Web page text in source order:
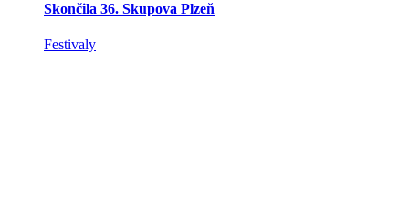
Skončila 36. Skupova Plzeň
Festivaly